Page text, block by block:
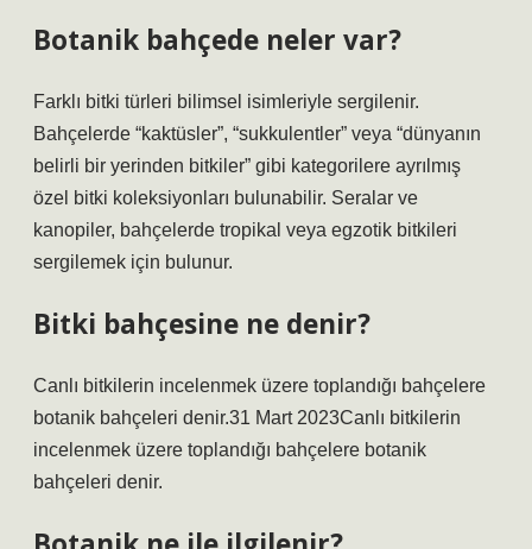
Botanik bahçede neler var?
Farklı bitki türleri bilimsel isimleriyle sergilenir.
Bahçelerde “kaktüsler”, “sukkulentler” veya “dünyanın
belirli bir yerinden bitkiler” gibi kategorilere ayrılmış
özel bitki koleksiyonları bulunabilir. Seralar ve
kanopiler, bahçelerde tropikal veya egzotik bitkileri
sergilemek için bulunur.
Bitki bahçesine ne denir?
Canlı bitkilerin incelenmek üzere toplandığı bahçelere
botanik bahçeleri denir.31 Mart 2023Canlı bitkilerin
incelenmek üzere toplandığı bahçelere botanik
bahçeleri denir.